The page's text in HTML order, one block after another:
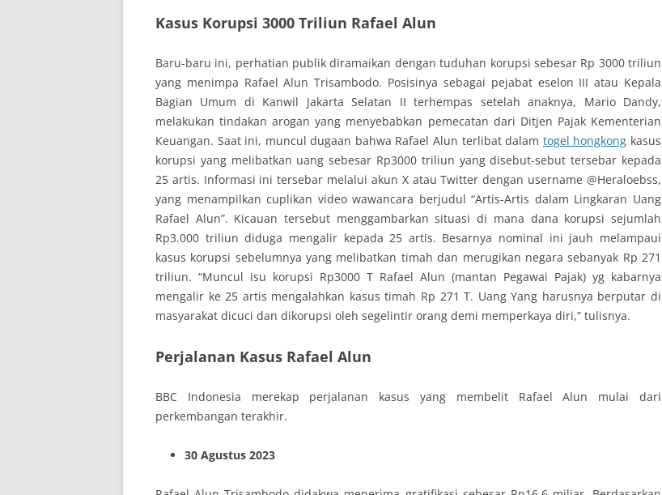
Kasus Korupsi 3000 Triliun Rafael Alun
Baru-baru ini, perhatian publik diramaikan dengan tuduhan korupsi sebesar Rp 3000 triliun
yang menimpa Rafael Alun Trisambodo. Posisinya sebagai pejabat eselon III atau Kepala
Bagian Umum di Kanwil Jakarta Selatan II terhempas setelah anaknya, Mario Dandy,
melakukan tindakan arogan yang menyebabkan pemecatan dari Ditjen Pajak Kementerian
Keuangan. Saat ini, muncul dugaan bahwa Rafael Alun terlibat dalam togel hongkong kasus
korupsi yang melibatkan uang sebesar Rp3000 triliun yang disebut-sebut tersebar kepada
25 artis. Informasi ini tersebar melalui akun X atau Twitter dengan username @Heraloebss,
yang menampilkan cuplikan video wawancara berjudul “Artis-Artis dalam Lingkaran Uang
Rafael Alun”. Kicauan tersebut menggambarkan situasi di mana dana korupsi sejumlah
Rp3.000 triliun diduga mengalir kepada 25 artis. Besarnya nominal ini jauh melampaui
kasus korupsi sebelumnya yang melibatkan timah dan merugikan negara sebanyak Rp 271
triliun. “Muncul isu korupsi Rp3000 T Rafael Alun (mantan Pegawai Pajak) yg kabarnya
mengalir ke 25 artis mengalahkan kasus timah Rp 271 T. Uang Yang harusnya berputar di
masyarakat dicuci dan dikorupsi oleh segelintir orang demi memperkaya diri,” tulisnya.
Perjalanan Kasus Rafael Alun
BBC Indonesia merekap perjalanan kasus yang membelit Rafael Alun mulai dari
perkembangan terakhir.
30 Agustus 2023